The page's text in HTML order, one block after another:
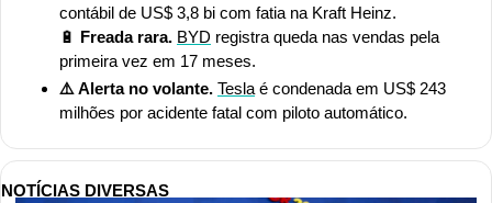
contábil de US$ 3,8 bi com fatia na Kraft Heinz.
🔋 Freada rara. BYD registra queda nas vendas pela
primeira vez em 17 meses.
⚠️ Alerta no volante. Tesla é condenada em US$ 243
milhões por acidente fatal com piloto automático.
NOTÍCIAS DIVERSAS